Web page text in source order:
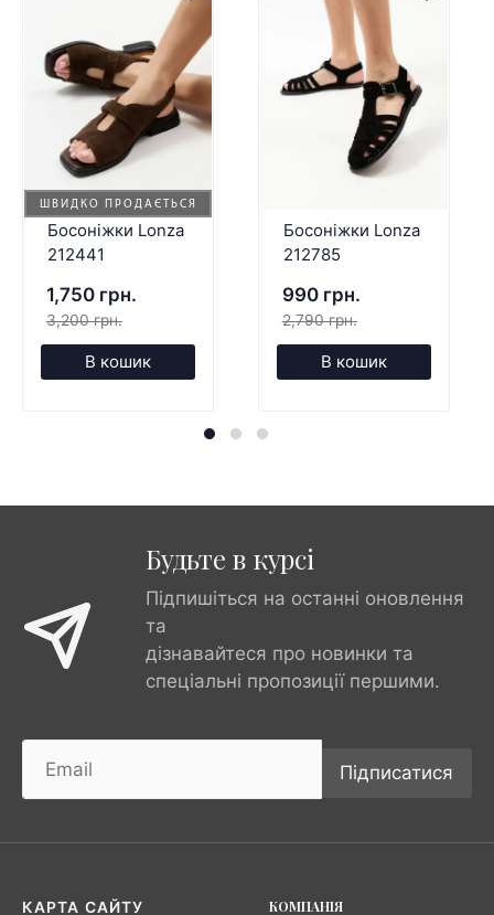
ШВИДКО ПРОДАЄТЬСЯ
Босоніжки Lonza
212441
1,750 грн.
3,200 грн.
В кошик
Босоніжки Lonza
212785
990 грн.
2,790 грн.
В кошик
Будьте в курсі
Підпишіться на останні оновлення
та
дізнавайтеся про новинки та
спеціальні пропозиції першими.
Підписатися
КАРТА САЙТУ
КОМПАНІЯ